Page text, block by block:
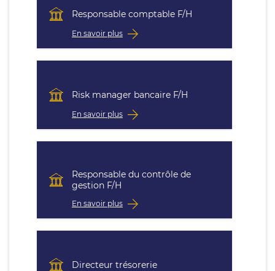
Responsable comptable F/H
En savoir plus
Risk manager bancaire F/H
En savoir plus
Responsable du contrôle de
gestion F/H
En savoir plus
Directeur trésorerie